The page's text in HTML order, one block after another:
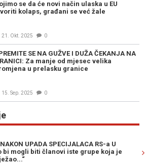
se da će novi način ulaska u EU
kolaps, građani se već žale
21. Okt. 2025 0
SE NA GUŽVE I DUŽA ČEKANJA NA
Za manje od mjesec velika
u prelasku granice
15. Sep. 2025 0
UPADA SPECIJALACA RS-a U
bi mogli biti članovi iste grupe koja je